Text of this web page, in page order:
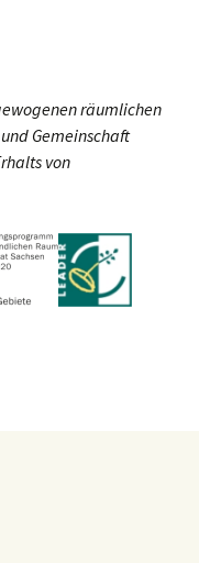
räumlichen
Gemeinschaft
von